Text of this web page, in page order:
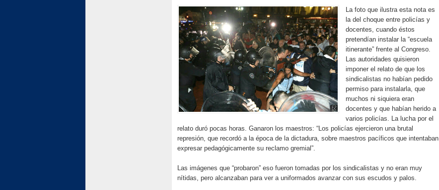
La foto que ilustra esta nota es
la del choque entre policías y
docentes, cuando éstos
pretendían instalar la “escuela
itinerante” frente al Congreso.
Las autoridades quisieron
imponer el relato de que los
sindicalistas no habían pedido
permiso para instalarla, que
muchos ni siquiera eran
docentes y que habían herido a
varios policías. La lucha por el
relato duró pocas horas. Ganaron los maestros: “Los policías ejercieron una brutal
represión, que recordó a la época de la dictadura, sobre maestros pacíficos que intentaban
expresar pedagógicamente su reclamo gremial”.
Las imágenes que “probaron” eso fueron tomadas por los sindicalistas y no eran muy
nítidas, pero alcanzaban para ver a uniformados avanzar con sus escudos y palos.